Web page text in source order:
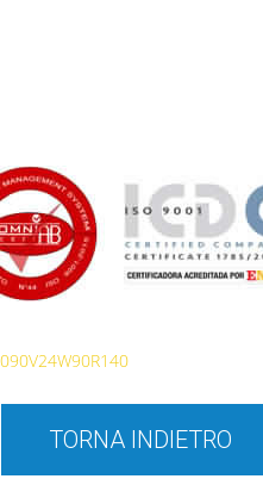
TORNA INDIETRO